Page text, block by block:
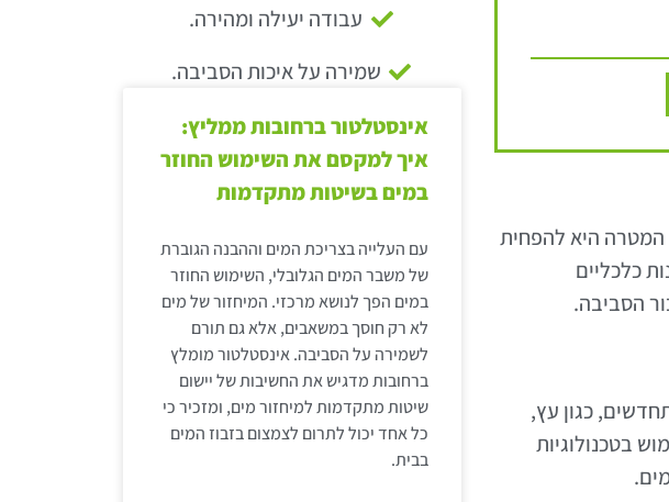
המטרה היא להפחית
כלכליים
הסביבה.
כגון עץ,
בטכנולוגיות
עבודה יעילה ומהירה.
שמירה על איכות הסביבה.
אינסטלטור ברחובות ממליץ:
איך למקסם את השימוש החוזר
במים בשיטות מתקדמות
עם העלייה בצריכת המים וההבנה הגוברת
של משבר המים הגלובלי, השימוש החוזר
במים הפך לנושא מרכזי. המיחזור של מים
לא רק חוסך במשאבים, אלא גם תורם
לשמירה על הסביבה. אינסטלטור מומלץ
ברחובות מדגיש את החשיבות של יישום
שיטות מתקדמות למיחזור מים, ומזכיר כי
כל אחד יכול לתרום לצמצום בזבוז המים
בבית.